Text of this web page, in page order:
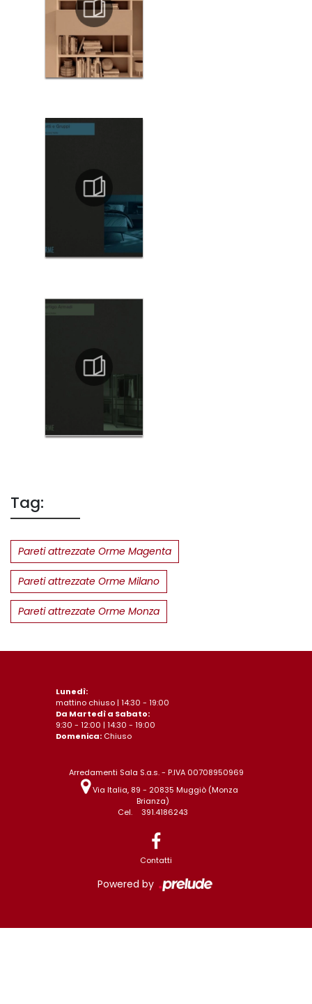
Tag:
Pareti attrezzate Orme Magenta
Pareti attrezzate Orme Milano
Pareti attrezzate Orme Monza
Lunedì:
mattino chiuso | 14:30 - 19:00
Da Martedì a Sabato:
9:30 - 12:00 | 14:30 - 19:00
Domenica: Chiuso
Arredamenti Sala S.a.s. - P.IVA 00708950969
Via Italia, 89 - 20835 Muggiò (Monza
Brianza)
Cel.
391.4186243
Contatti
Powered by